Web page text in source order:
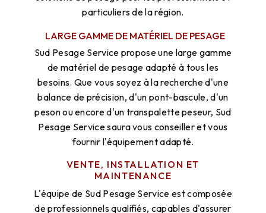
particuliers de la région.
LARGE GAMME DE MATÉRIEL DE PESAGE
Sud Pesage Service propose une large gamme
de matériel de pesage adapté à tous les
besoins. Que vous soyez à la recherche d'une
balance de précision, d'un pont-bascule, d'un
peson ou encore d'un transpalette peseur, Sud
Pesage Service saura vous conseiller et vous
fournir l'équipement adapté.
VENTE, INSTALLATION ET
MAINTENANCE
L'équipe de Sud Pesage Service est composée
de professionnels qualifiés, capables d'assurer